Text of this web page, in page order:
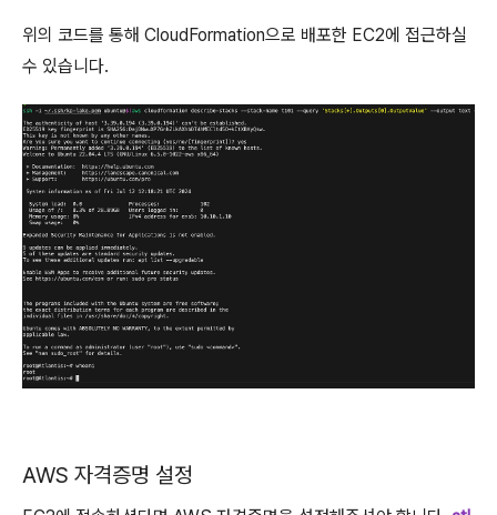
위의 코드를 통해 CloudFormation으로 배포한 EC2에 접근하실
수 있습니다.
AWS 자격증명 설정